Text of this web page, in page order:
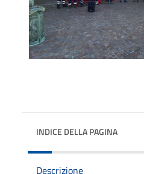
INDICE DELLA PAGINA
Descrizione